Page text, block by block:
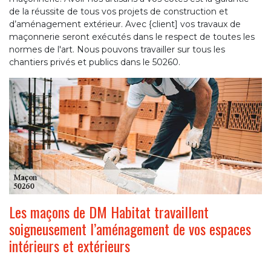
de la réussite de tous vos projets de construction et
d’aménagement extérieur. Avec {client] vos travaux de
maçonnerie seront exécutés dans le respect de toutes les
normes de l'art. Nous pouvons travailler sur tous les
chantiers privés et publics dans le 50260.
Les maçons de DM Habitat travaillent
soigneusement l’aménagement de vos espaces
intérieurs et extérieurs